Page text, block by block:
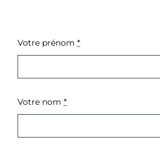
Votre prénom *
Votre nom *